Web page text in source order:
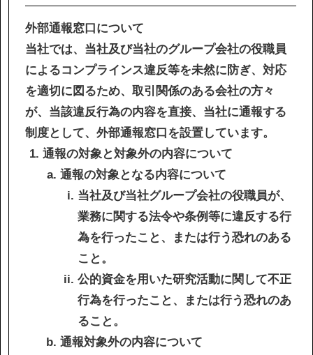
IR情報
サステナビリティ
ニュース
お問い合わせ
採用情報
営業カタログダウンロード
外部通報窓口について
当社では、当社及び当社のグループ会社の役職員
によるコンプラインス違反等を未然に防ぎ、対応
を適切に図るため、取引関係のある会社の方々
が、当該違反行為の内容を直接、当社に通報する
制度として、外部通報窓口を設置しています。
通報の対象と対象外の内容について
通報の対象となる内容について
当社及び当社グループ会社の役職員が、
業務に関する法令や条例等に違反する行
為を行ったこと、または行う恐れのある
こと。
公的資金を用いた研究活動に関して不正
行為を行ったこと、または行う恐れのあ
ること。
通報対象外の内容について